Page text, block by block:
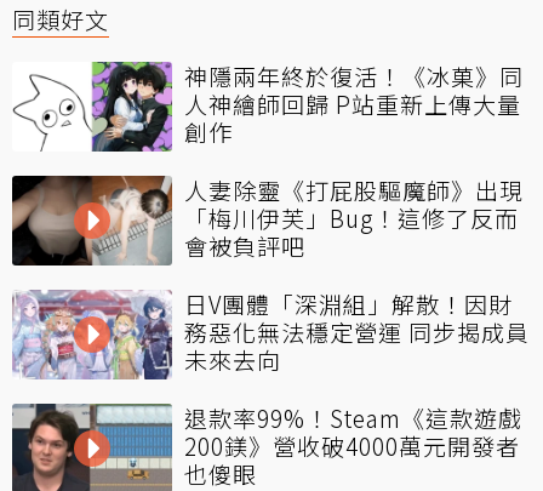
同類好文
神隱兩年終於復活！《冰菓》同
人神繪師回歸 P站重新上傳大量
創作
人妻除靈《打屁股驅魔師》出現
「梅川伊芙」Bug！這修了反而
會被負評吧
日V團體「深淵組」解散！因財
務惡化無法穩定營運 同步揭成員
未來去向
退款率99%！Steam《這款遊戲
200鎂》營收破4000萬元開發者
也傻眼